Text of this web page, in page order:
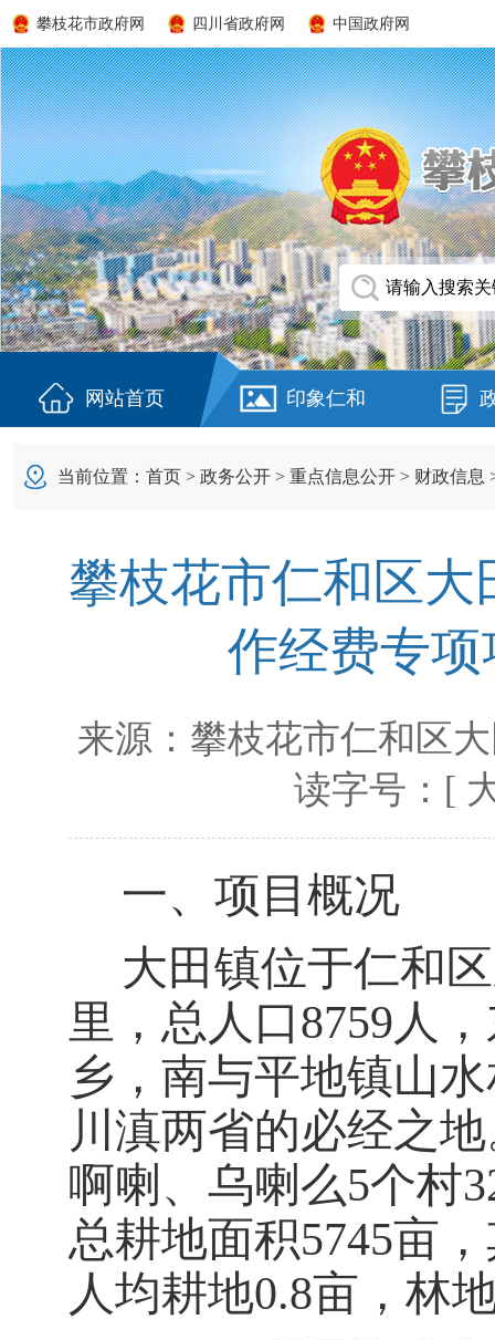
攀枝花市政府网 四川省政府网 中国政府网
网站首页 印象仁和
当前位置： 首页 > 政务公开 > 重点信息公开 > 财政信息
攀枝花市仁和区
作经费专
来源： 攀枝花市仁和区
读字号：[
一、项目概况
大田镇位于仁和
里，总人口8759人
乡，南与平地镇山
川滇两省的必经之
啊喇、乌喇么5个村
总耕地面积5745亩
人均耕地0.8亩，林